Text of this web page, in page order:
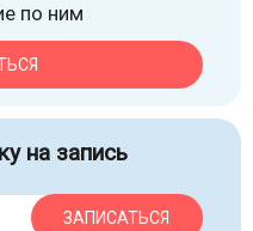
по ним
на запись
ЗАПИСАТЬСЯ